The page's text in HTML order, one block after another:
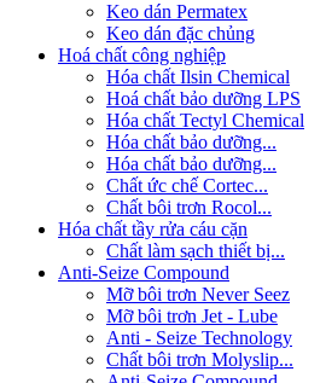
Keo dán Permatex
Keo dán đặc chủng
Hoá chất công nghiệp
Hóa chất Ilsin Chemical
Hoá chất bảo dưỡng LPS
Hóa chất Tectyl Chemical
Hóa chất bảo dưỡng...
Hóa chất bảo dưỡng...
Chất ức chế Cortec...
Chất bôi trơn Rocol...
Hóa chất tầy rửa cáu cặn
Chất làm sạch thiết bị...
Anti-Seize Compound
Mỡ bôi trơn Never Seez
Mỡ bôi trơn Jet - Lube
Anti - Seize Technology
Chất bôi trơn Molyslip...